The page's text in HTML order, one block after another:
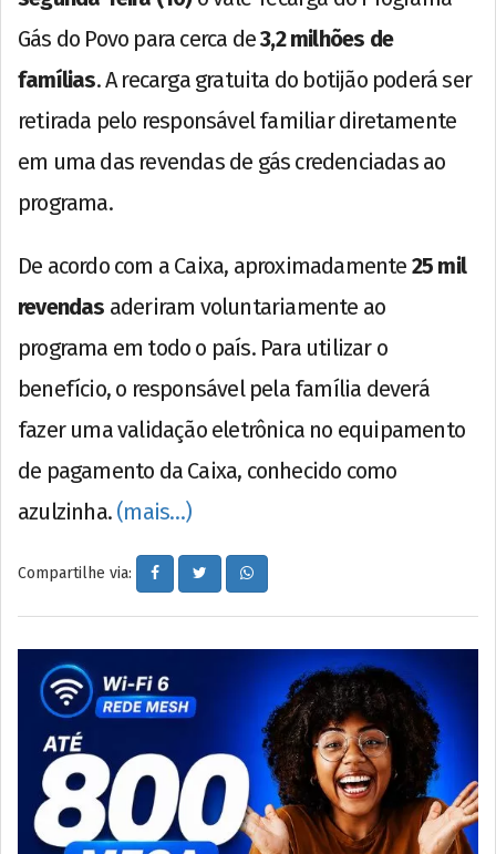
Gás do Povo para cerca de3,2 milhões de
famílias. A recarga gratuita do botijão poderá ser
retirada pelo responsável familiar diretamente
em uma das revendas de gás credenciadas ao
programa.
De acordo com a Caixa, aproximadamente 25 mil
revendas aderiram voluntariamente ao
programa em todo o país. Para utilizar o
benefício, o responsável pela família deverá
fazer uma validação eletrônica no equipamento
de pagamento da Caixa, conhecido como
azulzinha. (mais…)
Compartilhe via: